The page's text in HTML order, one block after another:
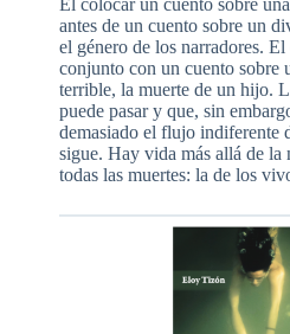
El colocar un cuento sobre
antes de un cuento sobre un
el género de los narradores. El
conjunto con un cuento sobre
terrible, la muerte de un hijo.
puede pasar y que, sin
demasiado el flujo indiferente
sigue. Hay vida más allá de la
todas las muertes: la de los